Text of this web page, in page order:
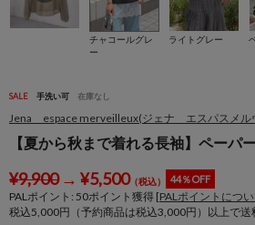
チャコールグレ
ー
ライトグレー
SALE 手洗い可 在庫なし
Jena espace merveilleux(ジェナ エスパスメル
【夏から秋まで着れる長袖】ペーパ
¥9,900→ ¥5,500（税込） 44％OFF
PALポイント: 50ポイント獲得 [PALポイントにつ
税込5,000円（予約商品は税込3,000円）以上で送